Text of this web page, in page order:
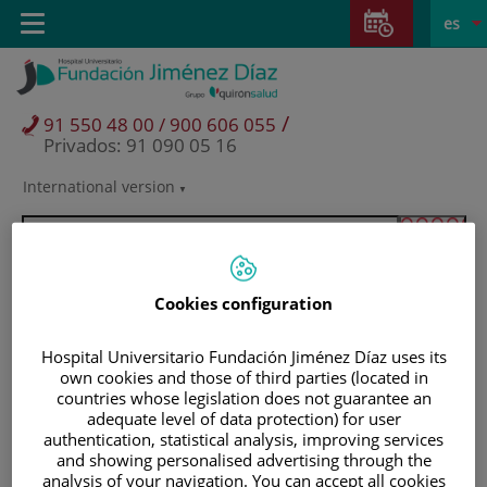
Saltar al contenido
Saltar
contenido
Selector
activo
es
International version
91 550 48 00 / 900 606 055 /
Privados: 91 090 05 16
Toggle
navigation
Pacientes y visitantes
Cookies configuration
Hospital Universitario Fundación Jiménez Díaz uses its
own cookies and those of third parties (located in
countries whose legislation does not guarantee an
adequate level of data protection) for user
authentication, statistical analysis, improving services
and showing personalised advertising through the
analysis of your navigation. You can accept all cookies